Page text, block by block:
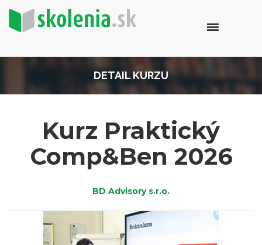
DETAIL KURZU
Kurz Praktický
Comp&Ben 2026
BD Advisory s.r.o.